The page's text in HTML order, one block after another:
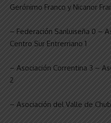
Gerónimo Franco y Nicanor
– Federación Sanluiseña 0 –
Centro Sur Entrerriano 1
– Asociación Correntina 3 –
2
– Asociación del Valle de